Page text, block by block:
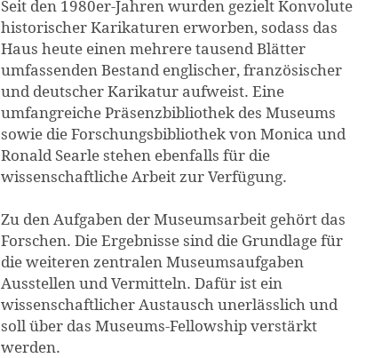
Seit den 1980er-Jahren wurden gezielt Konvolute
historischer Karikaturen erworben, sodass das
Haus heute einen mehrere tausend Blätter
umfassenden Bestand englischer, französischer
und deutscher Karikatur aufweist. Eine
umfangreiche Präsenzbibliothek des Museums
sowie die Forschungsbibliothek von Monica und
Ronald Searle stehen ebenfalls für die
wissenschaftliche Arbeit zur Verfügung.
Zu den Aufgaben der Museumsarbeit gehört das
Forschen. Die Ergebnisse sind die Grundlage für
die weiteren zentralen Museumsaufgaben
Ausstellen und Vermitteln. Dafür ist ein
wissenschaftlicher Austausch unerlässlich und
soll über das Museums-Fellowship verstärkt
werden.